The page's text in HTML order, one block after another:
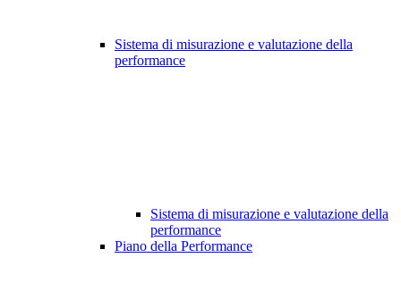
Sistema di misurazione e valutazione della
performance
Sistema di misurazione e valutazione della
performance
Piano della Performance